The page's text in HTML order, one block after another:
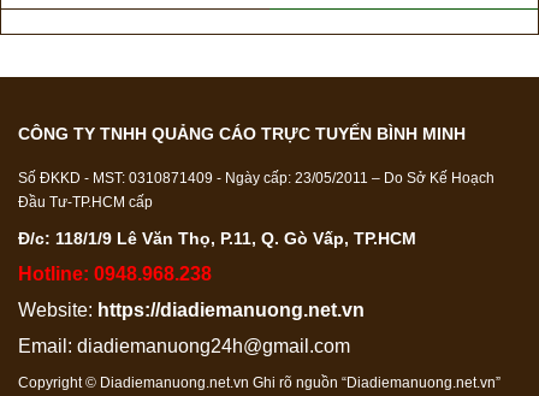
CÔNG TY TNHH QUẢNG CÁO TRỰC TUYẾN BÌNH MINH
Số ĐKKD - MST: 0310871409 - Ngày cấp: 23/05/2011 – Do Sở Kế Hoạch
Đầu Tư-TP.HCM cấp
Đ/c: 118/1/9 Lê Văn Thọ, P.11, Q. Gò Vấp, TP.HCM
Hotline: 0948.968.238
Website: https://diadiemanuong.net.vn
Email: diadiemanuong24h@gmail.com
Copyright © Diadiemanuong.net.vn Ghi rõ nguồn “Diadiemanuong.net.vn”